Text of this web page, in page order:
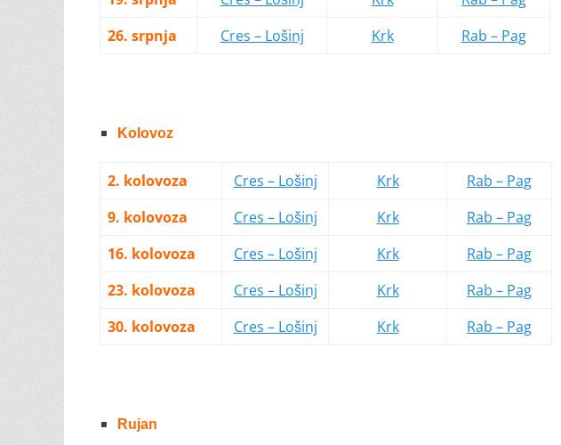
26. srpnja
Cres – Lošinj Krk Rab – Pag
Kolovoz
2. kolovoza Cres – Lošinj Krk
Rab – Pag
9. kolovoza
Cres – Lošinj Krk
Rab – Pag
16. kolovoza
Cres – Lošinj Krk
Rab – Pag
23. kolovoza
Cres – Lošinj Krk
Rab – Pag
30. kolovoza
Cres – Lošinj Krk Rab – Pag
Rujan